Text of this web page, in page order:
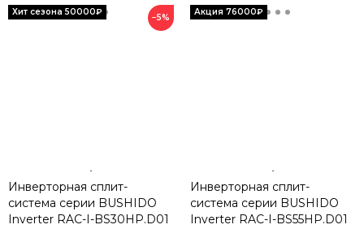
−5%
Инверторная сплит-
система серии BUSHIDO
Inverter RAC-I-BS30HP.D01
Инверторная сплит-
система серии BUSHIDO
Inverter RAC-I-BS55HP.D01